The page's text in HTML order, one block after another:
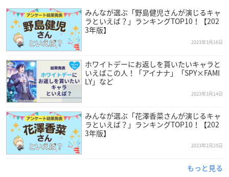
13, 2023
◤コラボ詳細公開◢
🚨「『PSYCHO-PASS サイコパス』 10th Anniversary in NA
MJATOWN」
10周年を記念したイベントが5/19(金)より開催決定🎊
ミニゲーム、オリジナルグッズなどがお楽しみいただけま
す！
🔻特設サイトhttps://t.co/R9g7J2dhlP#pp_anime #pp_10t
h#ナンジャタウン
pic.twitter.com/psTsJfykkT
— NAMJATOWN(ナンジャタウン) (@namjatown765)
9, 2023
みんなが選ぶ「野島健児さんが演じるキャ
ラといえば？」ランキングTOP10！【202
3年版】
2023年3月16日
ホワイトデーにお返しを貰いたいキャラと
いえばこの人！「アイナナ」「SPY×FAMI
LY」など
2023年3月14日
みんなが選ぶ「花澤香菜さんが演じるキャ
ラといえば？」ランキングTOP10！【202
3年版】
2023年2月25日
もっと見る